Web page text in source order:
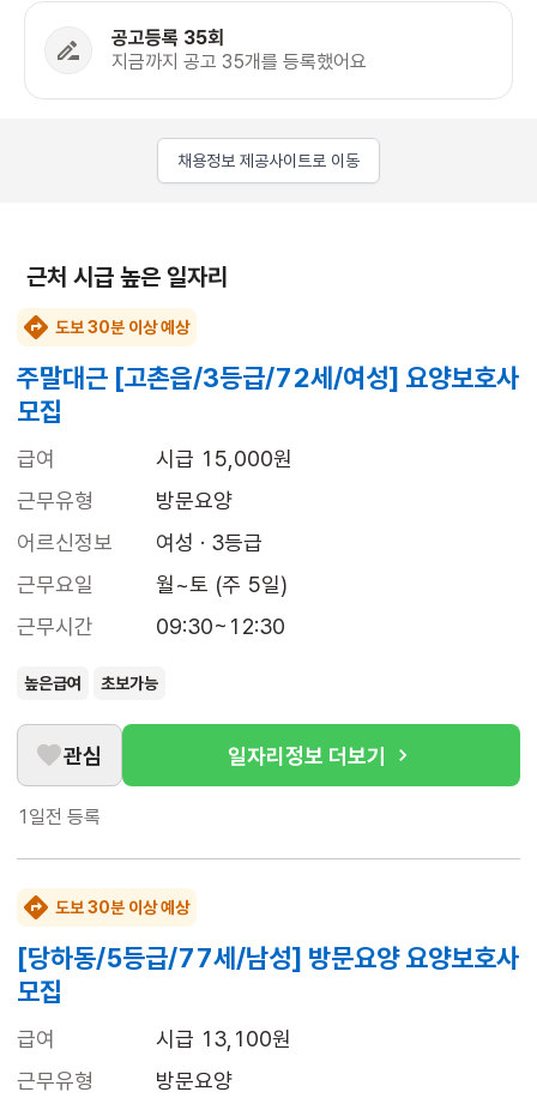
공고등록 35회
지금까지 공고 35개를 등록했어요
채용정보 제공사이트로 이동
근처 시급 높은 일자리
도보 30분 이상 예상
주말대근 [고촌읍/3등급/72세/여성] 요양보호사
모집
급여
시급 15,000원
근무유형
방문요양
어르신정보
여성 · 3등급
근무요일
월~토 (주 5일)
근무시간
09:30~12:30
높은급여 초보가능
관심 일자리정보 더보기
1일전 등록
도보 30분 이상 예상
[당하동/5등급/77세/남성] 방문요양 요양보호사
모집
급여
시급 13,100원
근무유형
방문요양